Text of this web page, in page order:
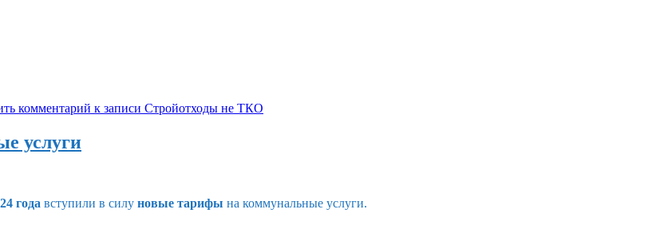
комментарий к записи Стройотходы не ТКО
услуги
года вступили в силу новые тарифы на коммунальные услуги.